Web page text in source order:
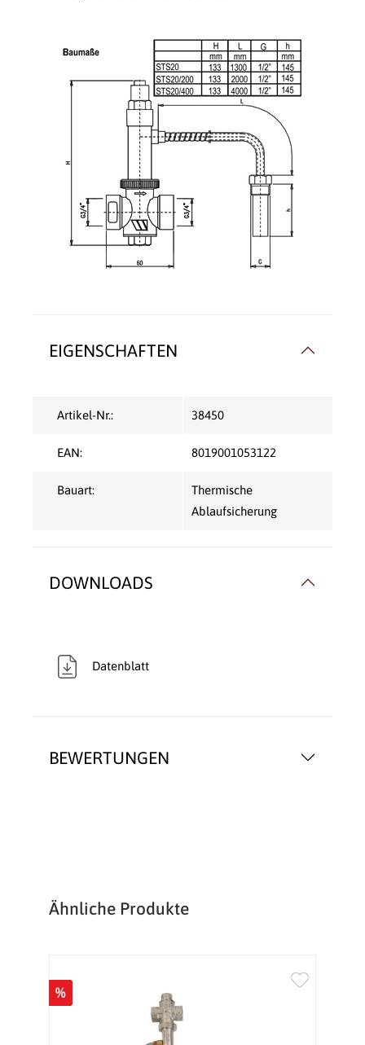
BEWERTUNGEN
EIGENSCHAFTEN
Artikel-Nr.: 38450
EAN: 8019001053122
Bauart:
Thermische
Ablaufsicherung
DOWNLOADS
Datenblatt
Produktgalerie überspringen
Ähnliche Produkte
%